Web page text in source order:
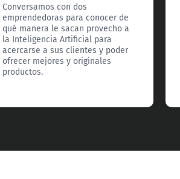
Conversamos con dos
emprendedoras para conocer de
qué manera le sacan provecho a
la Inteligencia Artificial para
acercarse a sus clientes y poder
ofrecer mejores y originales
productos.